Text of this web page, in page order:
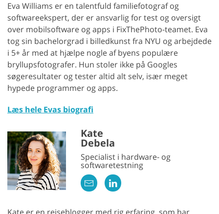
Eva Williams er en talentfuld familiefotograf og
softwareekspert, der er ansvarlig for test og oversigt
over mobilsoftware og apps i FixThePhoto-teamet. Eva
tog sin bachelorgrad i billedkunst fra NYU og arbejdede
i 5+ år med at hjælpe nogle af byens populære
bryllupsfotografer. Hun stoler ikke på Googles
søgeresultater og tester altid alt selv, især meget
hypede programmer og apps.
Læs hele Evas biografi
Kate
Debela
Specialist i hardware- og
softwaretestning